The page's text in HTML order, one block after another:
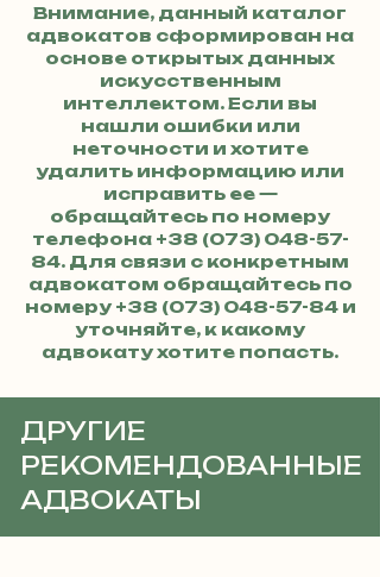
Внимание, данный каталог
адвокатов сформирован на
основе открытых данных
искусственным
интеллектом. Если вы
нашли ошибки или
неточности и хотите
удалить информацию или
исправить ее —
обращайтесь по номеру
телефона +38 (073) 048-57-
84. Для связи с конкретным
адвокатом обращайтесь по
номеру +38 (073) 048-57-84и
уточняйте, к какому
адвокату хотите попасть.
ДРУГИЕ
РЕКОМЕНДОВАННЫЕ
АДВОКАТЫ